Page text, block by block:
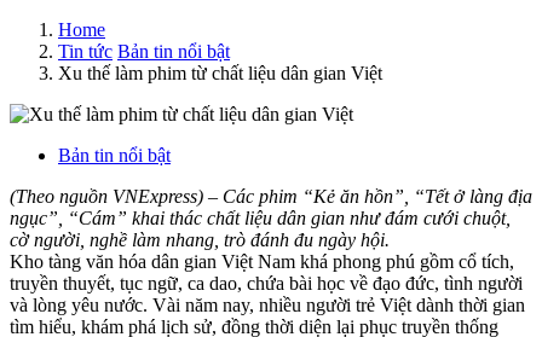
Home
Tin tức Bản tin nổi bật
Xu thế làm phim từ chất liệu dân gian Việt
Bản tin nổi bật
(Theo nguồn VNExpress) – Các phim “Kẻ ăn hồn”, “Tết ở làng địa
ngục”, “Cám” khai thác chất liệu dân gian như đám cưới chuột,
cờ người, nghề làm nhang, trò đánh đu ngày hội.
Kho tàng văn hóa dân gian Việt Nam khá phong phú gồm cổ tích,
truyền thuyết, tục ngữ, ca dao, chứa bài học về đạo đức, tình người
và lòng yêu nước. Vài năm nay, nhiều người trẻ Việt dành thời gian
tìm hiểu, khám phá lịch sử, đồng thời diện lại phục truyền thống